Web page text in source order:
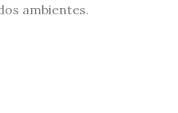
ambientes.